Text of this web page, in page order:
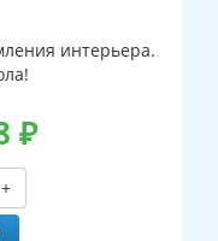
интерьера.
₽
+